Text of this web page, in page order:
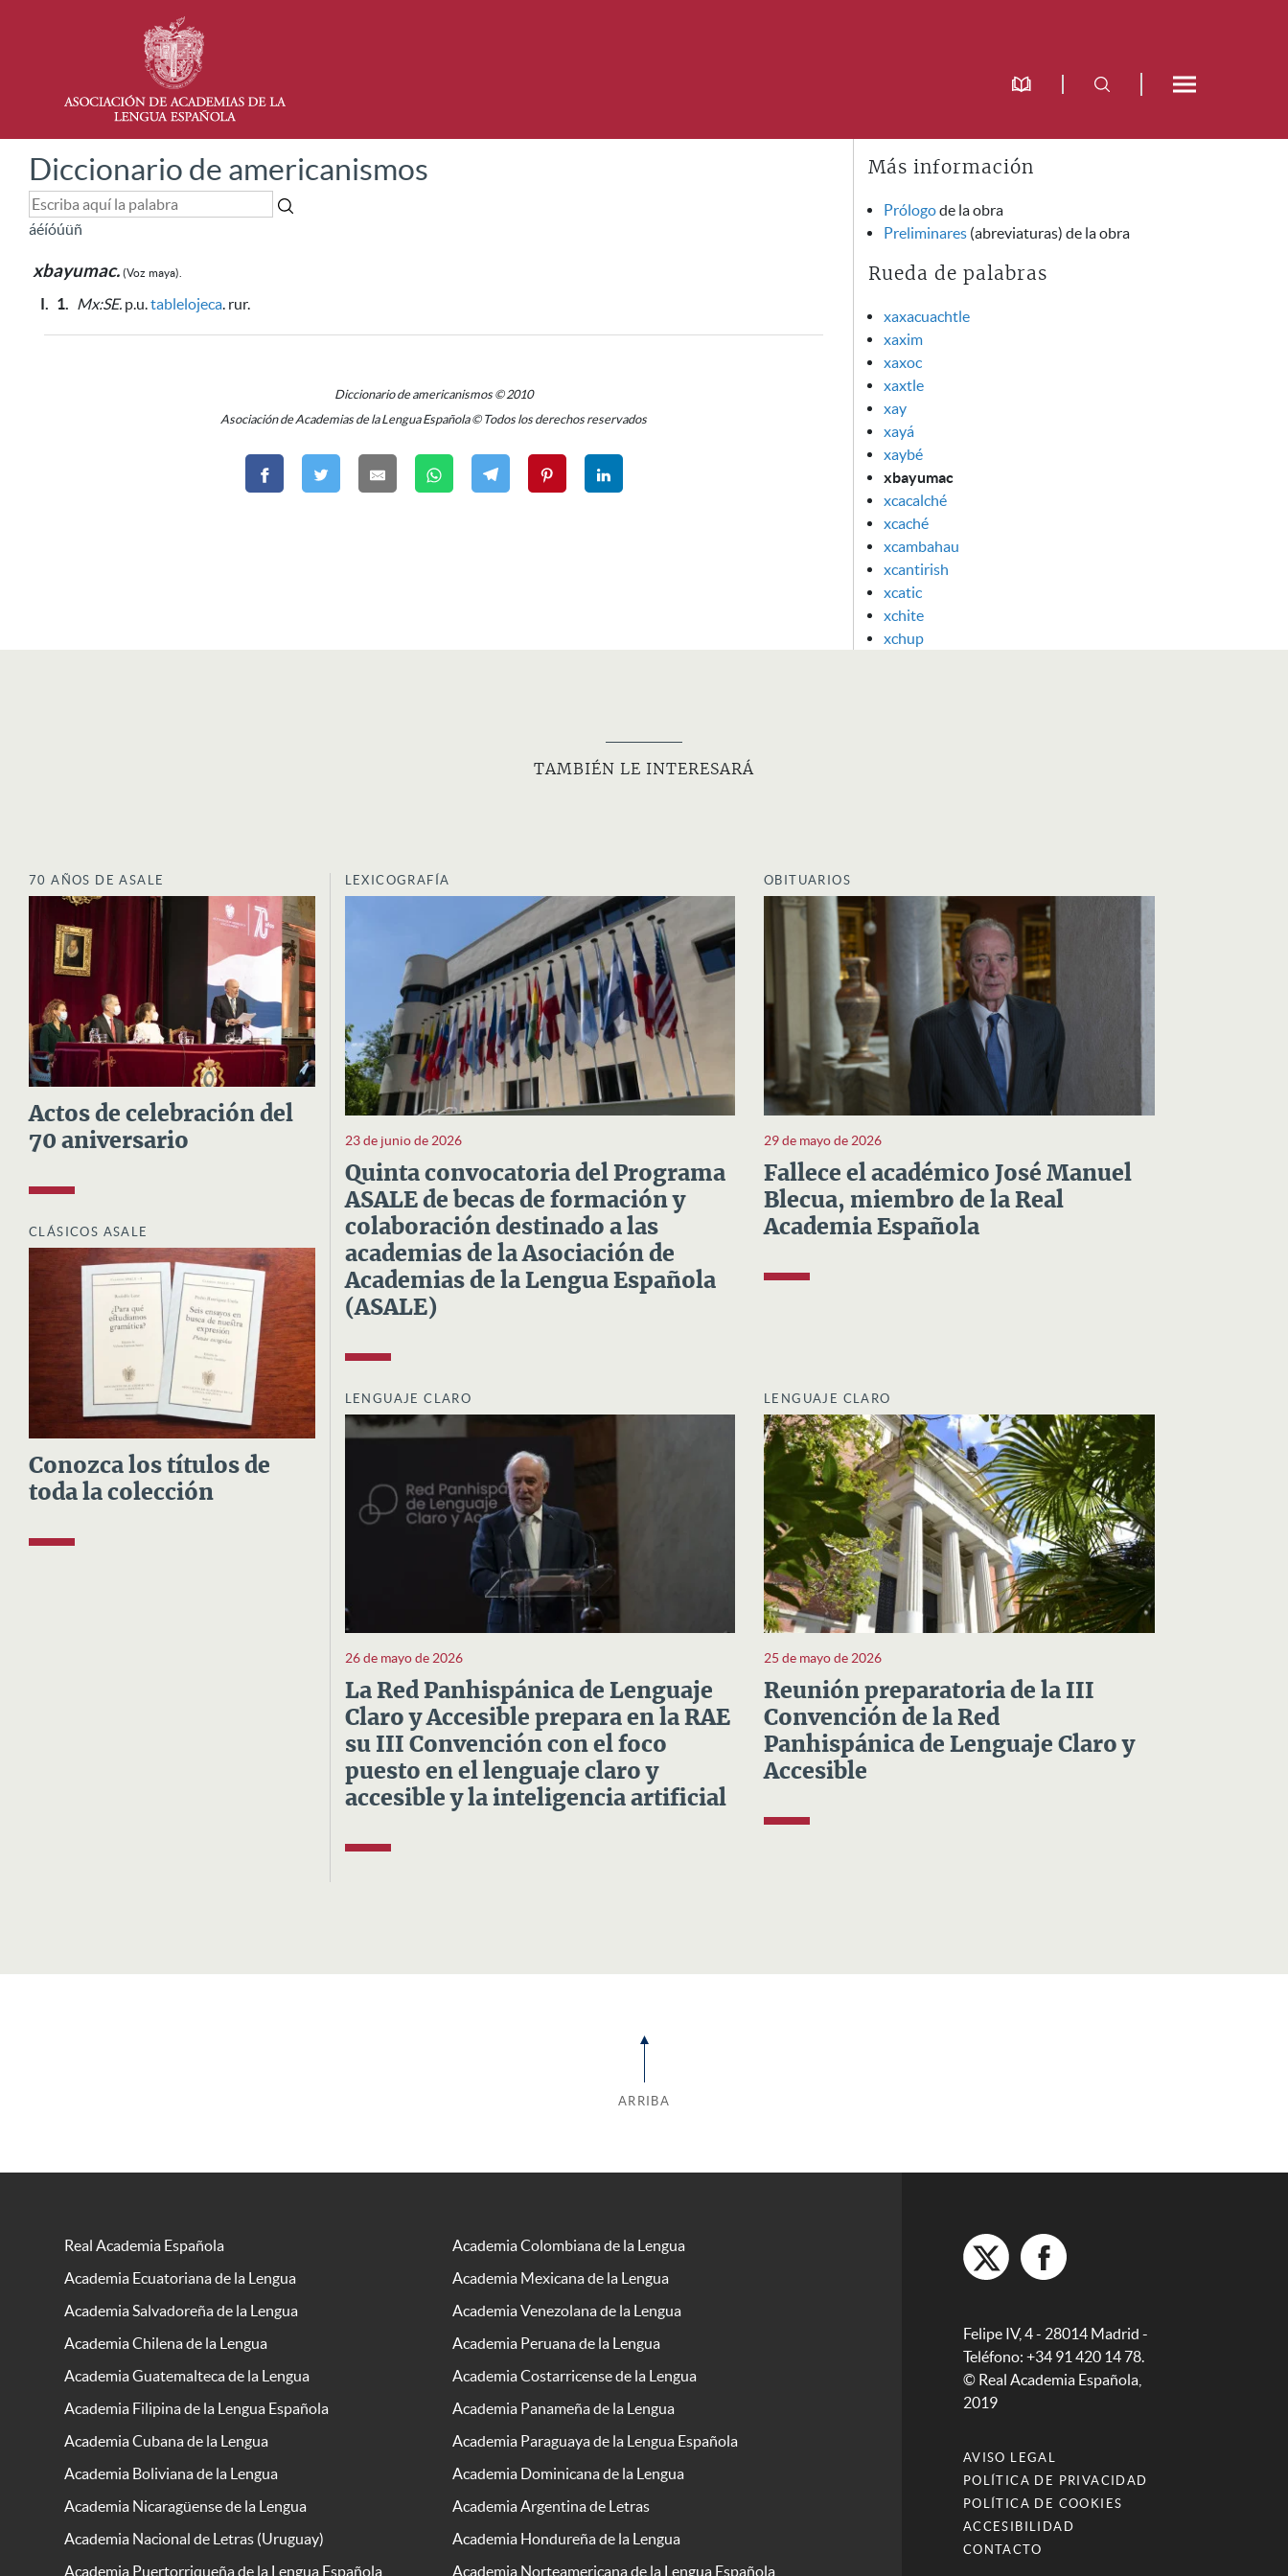
Diccionario de americanismos
áéíóúüñ
xbayumac. (Voz maya).
I. 1. Mx:SE. p.u.tablelojeca. rur.
Diccionario de americanismos © 2010
Asociación de Academias de la Lengua Española © Todos los derechos reservados
Más información
Prólogode la obra
Preliminares (abreviaturas) de la obra
Rueda de palabras
xaxacuachtle
xaxim
xaxoc
xaxtle
xay
xayá
xaybé
xbayumac
xcacalché
xcaché
xcambahau
xcantirish
xcatic
xchite
xchup
TAMBIÉN LE INTERESARÁ
70 AÑOS DE ASALE
Actos de celebración del
70 aniversario
CLÁSICOS ASALE
Conozca los títulos de
toda la colección
LEXICOGRAFÍA
23 de junio de 2026
Quinta convocatoria del Programa
ASALE de becas de formación y
colaboración destinado a las
academias de la Asociación de
Academias de la Lengua Española
(ASALE)
OBITUARIOS
29 de mayo de 2026
Fallece el académico José Manuel
Blecua, miembro de la Real
Academia Española
LENGUAJE CLARO
26 de mayo de 2026
La Red Panhispánica de Lenguaje
Claro y Accesible prepara en la RAE
su III Convención con el foco
puesto en el lenguaje claro y
accesible y la inteligencia artificial
LENGUAJE CLARO
25 de mayo de 2026
Reunión preparatoria de la III
Convención de la Red
Panhispánica de Lenguaje Claro y
Accesible
ARRIBA
Real Academia Española
Academia Colombiana de la Lengua
Academia Ecuatoriana de la Lengua
Academia Mexicana de la Lengua
Academia Salvadoreña de la Lengua
Academia Venezolana de la Lengua
Academia Chilena de la Lengua
Academia Peruana de la Lengua
Academia Guatemalteca de la Lengua
Academia Costarricense de la Lengua
Academia Filipina de la Lengua Española
Academia Panameña de la Lengua
Academia Cubana de la Lengua
Academia Paraguaya de la Lengua Española
Academia Boliviana de la Lengua
Academia Dominicana de la Lengua
Academia Nicaragüense de la Lengua
Academia Argentina de Letras
Academia Nacional de Letras (Uruguay)
Academia Hondureña de la Lengua
Academia Puertorriqueña de la Lengua Española
Academia Norteamericana de la Lengua Española
Felipe IV, 4 - 28014 Madrid -
Teléfono: +34 91 420 14 78.
© Real Academia Española,
2019
AVISO LEGAL
POLÍTICA DE PRIVACIDAD
POLÍTICA DE COOKIES
ACCESIBILIDAD
CONTACTO